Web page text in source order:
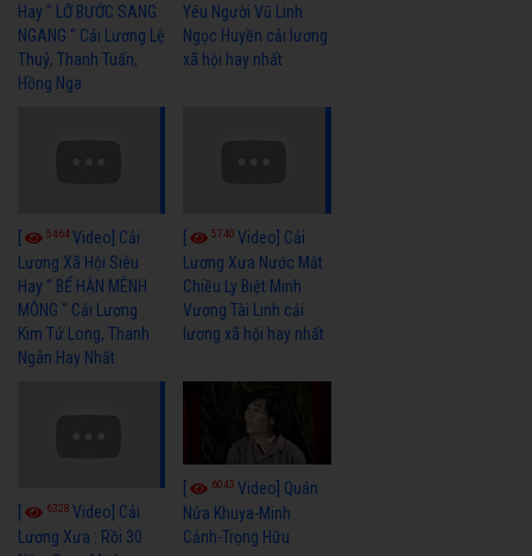
Hay " LỠ BƯỚC SANG
NGANG " Cải Lương Lệ
Thuỷ, Thanh Tuấn,
Hồng Nga
Yêu Người Vũ Linh
Ngọc Huyền cải lương
xã hội hay nhất
5464Video] Cải
Lương Xã Hội Siêu
Hay " BỂ HẬN MÊNH
MÔNG " Cải Lương
Kim Tử Long, Thanh
Ngân Hay Nhất
5740Video] Cải
Lương Xưa Nước Mắt
Chiều Ly Biệt Minh
Vương Tài Linh cải
lương xã hội hay nhất
6328 Video] Cải
Lương Xưa : Rồi 30
6043Video] Quán
Nửa Khuya-Minh
Cảnh-Trọng Hữu